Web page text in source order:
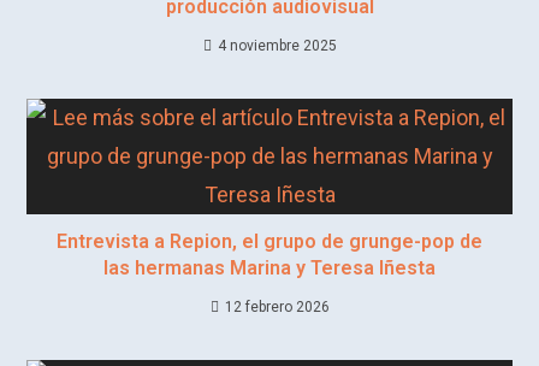
producción audiovisual
4 noviembre 2025
Entrevista a Repion, el grupo de grunge-pop de
las hermanas Marina y Teresa Iñesta
12 febrero 2026